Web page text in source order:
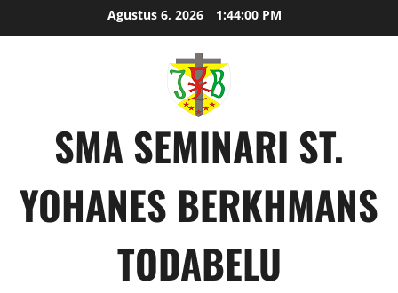
to
Agustus 6, 2026 1:44:00 PM
SMA SEMINARI ST.
YOHANES BERKHMANS
TODABELU